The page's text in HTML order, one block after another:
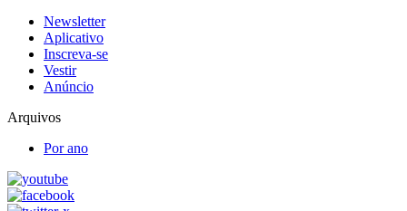
Newsletter
Aplicativo
Inscreva-se
Vestir
Anúncio
Arquivos
Por ano